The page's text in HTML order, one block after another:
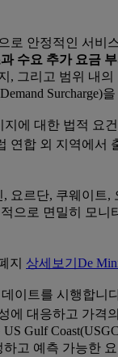
로 안정적인 서비
수요 추가 요금
, 그리고 범위 내
에 대한 법적 요
연합 외 지역에
, 요르단, 쿠웨이트
으로 면밀히 모
지 상세보기 De
이트를 시행합니
에 대응하고 가격
Gulf
고 예측 가능한